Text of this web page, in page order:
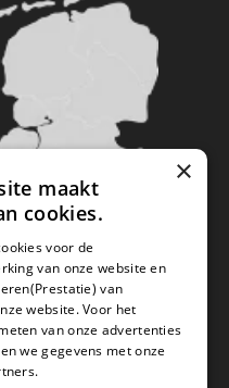
×
maakt
cookies.
voor de
van onze website en
van
website. Voor het
van onze advertenties
we gegevens met onze